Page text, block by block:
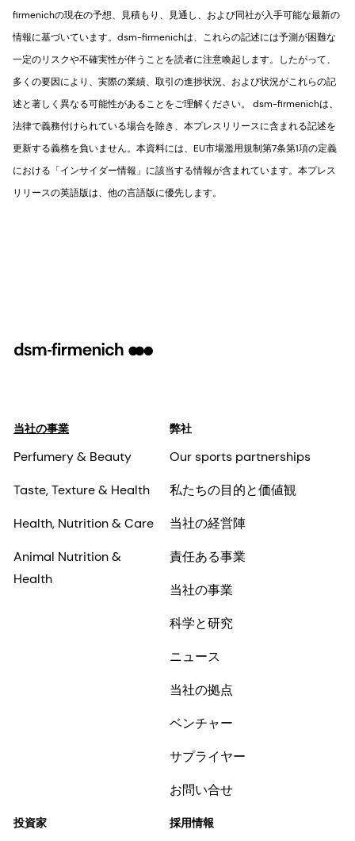
firmenichの現在の予想、見積もり、見通し、および同社が入手可能な最新の
情報に基づいています。dsm-firmenichは、これらの記述には予測が困難な
一定のリスクや不確実性が伴うことを読者に注意喚起します。したがって、
多くの要因により、実際の業績、取引の進捗状況、および状況がこれらの記
述と著しく異なる可能性があることをご理解ください。 dsm-firmenichは、
法律で義務付けられている場合を除き、本プレスリリースに含まれる記述を
更新する義務を負いません。本資料には、EU市場濫用規制第7条第1項の定義
における「インサイダー情報」に該当する情報が含まれています。本プレス
リリースの英語版は、他の言語版に優先します。
当社の事業
Perfumery & Beauty
Taste, Texture & Health
Health, Nutrition & Care
Animal Nutrition &
Health
弊社
Our sports partnerships
私たちの目的と価値観
当社の経営陣
責任ある事業
当社の事業
科学と研究
ニュース
当社の拠点
ベンチャー
サプライヤー
お問い合せ
投資家 採用情報